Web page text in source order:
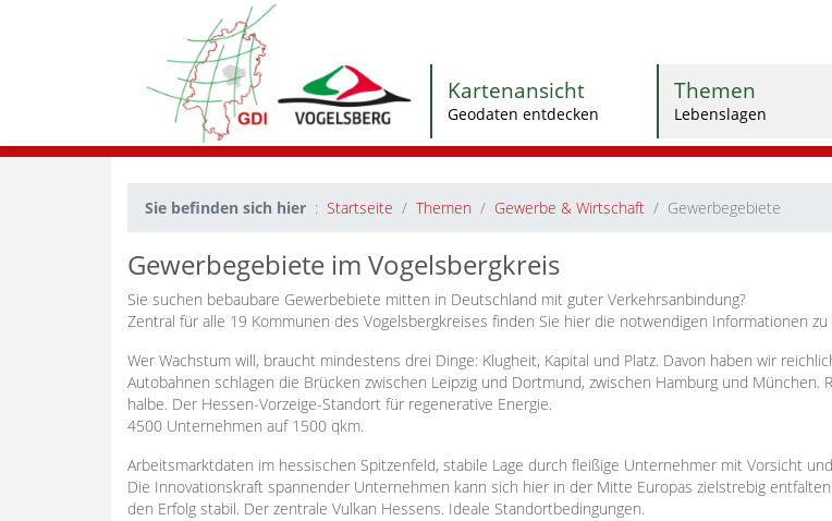
Kartenansicht
Geodaten entdecken
Themen
Lebenslagen
Sie befinden sich hier Startseite Themen Gewerbe & Wirtschaft Gewerbegebiete
Gewerbegebiete im Vogelsbergkreis
Sie suchen bebaubare Gewerbebiete mitten in Deutschland mit guter Verkehrsanbindung?
Zentral für alle 19 Kommunen des Vogelsbergkreises finden Sie hier die notwendigen Informationen
Wer Wachstum will, braucht mindestens drei Dinge: Klugheit, Kapital und Platz. Davon haben wir
Autobahnen schlagen die Brücken zwischen Leipzig und Dortmund, zwischen Hamburg und
halbe. Der Hessen-Vorzeige-Standort für regenerative Energie.
4500 Unternehmen auf 1500 qkm.
Arbeitsmarktdaten im hessischen Spitzenfeld, stabile Lage durch fleißige Unternehmer mit Vorsicht
Die Innovationskraft spannender Unternehmen kann sich hier in der Mitte Europas zielstrebig
den Erfolg stabil. Der zentrale Vulkan Hessens. Ideale Standortbedingungen.